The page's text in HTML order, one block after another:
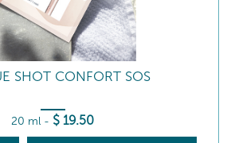
SHOT CONFORT SOS
20 ml - $ 19.50